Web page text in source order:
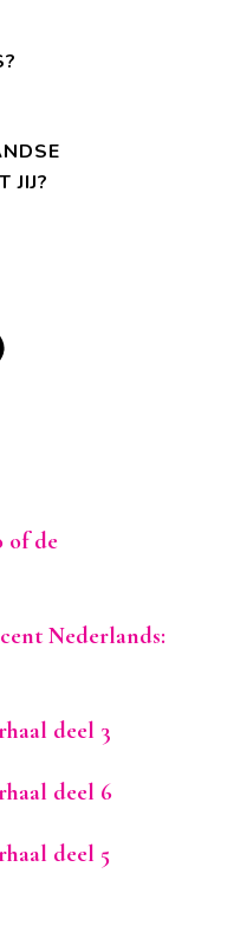
JIJ?
of de
Nederlands:
deel 3
deel 6
deel 5